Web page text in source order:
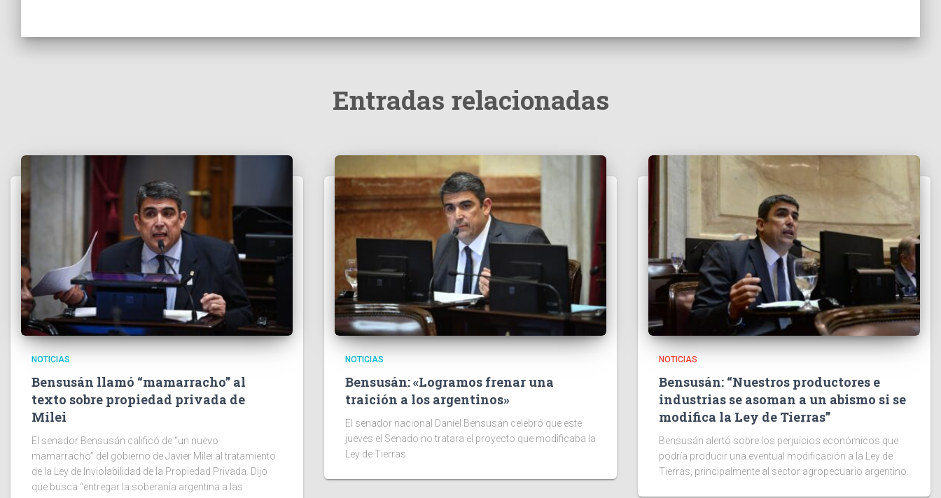
Entradas relacionadas
NOTICIAS
Bensusán llamó “mamarracho” al
texto sobre propiedad privada de
Milei
El senador Bensusán calificó de “un nuevo
mamarracho” del gobierno de Javier Milei al tratamiento
de la Ley de Inviolabilidad de la Propiedad Privada. Dijo
que busca “entregar la soberanía argentina a las
NOTICIAS
Bensusán: «Logramos frenar una
traición a los argentinos»
El senador nacional Daniel Bensusán celebró que este
jueves el Senado no tratara el proyecto que modificaba la
Ley de Tierras
NOTICIAS
Bensusán: “Nuestros productores e
industrias se asoman a un abismo si se
modifica la Ley de Tierras”
Bensusán alertó sobre los perjuicios económicos que
podría producir una eventual modificación a la Ley de
Tierras, principalmente al sector agropecuario argentino.